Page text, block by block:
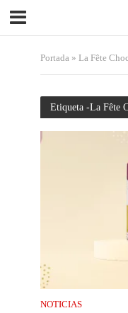
Portada» La Fête
Etiqueta -La Fête
NOTICIAS